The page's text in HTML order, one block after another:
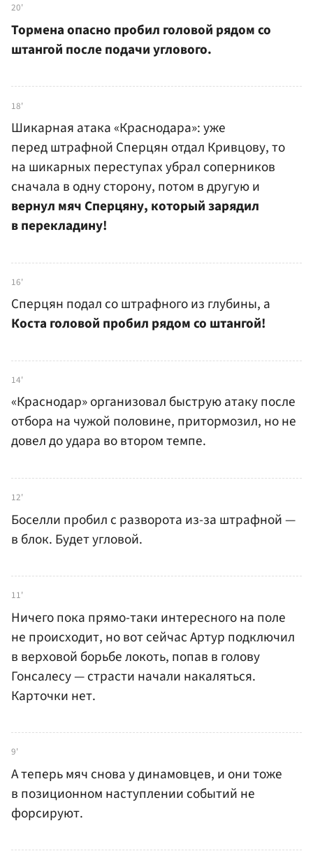
20'
Тормена опасно пробил головой рядом со
штангой после подачи углового.
18'
Шикарная атака «Краснодара»: уже
перед штрафной Сперцян отдал Кривцову, то
на шикарных переступах убрал соперников
сначала в одну сторону, потом в другую и
вернул мяч Сперцяну, который зарядил
в перекладину!
16'
Сперцян подал со штрафного из глубины, а
Коста головой пробил рядом со штангой!
14'
«Краснодар» организовал быструю атаку после
отбора на чужой половине, притормозил, но не
довел до удара во втором темпе.
12'
Боселли пробил с разворота из-за штрафной —
в блок. Будет угловой.
11'
Ничего пока прямо-таки интересного на поле
не происходит, но вот сейчас Артур подключил
в верховой борьбе локоть, попав в голову
Гонсалесу — страсти начали накаляться.
Карточки нет.
9'
А теперь мяч снова у динамовцев, и они тоже
в позиционном наступлении событий не
форсируют.